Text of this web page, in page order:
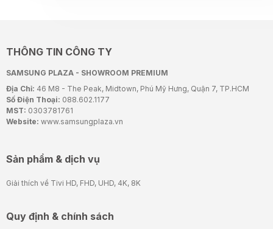
THÔNG TIN CÔNG TY
SAMSUNG PLAZA - SHOWROOM PREMIUM
Địa Chỉ: 46 M8 - The Peak, Midtown, Phú Mỹ Hưng, Quận 7, TP.HCM
Số Điện Thoại: 088.602.1177
MST: 0303781761
Website: www.samsungplaza.vn
Sản phẩm & dịch vụ
Giải thích về Tivi HD, FHD, UHD, 4K, 8K
Quy định & chính sách